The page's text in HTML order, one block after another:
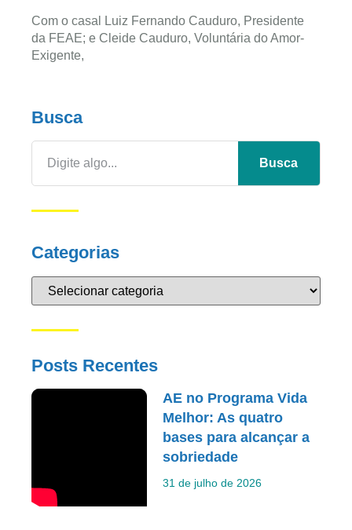
Com o casal Luiz Fernando Cauduro, Presidente
da FEAE; e Cleide Cauduro, Voluntária do Amor-
Exigente,
Busca
Busca
Categorias
Posts Recentes
AE no Programa Vida
Melhor: As quatro
bases para alcançar a
sobriedade
31 de julho de 2026